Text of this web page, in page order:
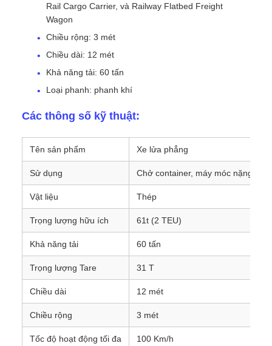
Rail Cargo Carrier, và Railway Flatbed Freight
Wagon
Chiều rộng: 3 mét
Chiều dài: 12 mét
Khả năng tải: 60 tấn
Loại phanh: phanh khí
Các thông số kỹ thuật:
Tên sản phẩm Xe lửa phẳng
Sử dụng Chở container, máy móc nặng và
Vật liệu Thép
Trọng lượng hữu ích 61t (2 TEU)
Khả năng tải 60 tấn
Trọng lượng Tare 31 T
Chiều dài 12 mét
Chiều rộng 3 mét
Tốc độ hoạt động tối đa 100 Km/h